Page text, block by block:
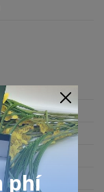
B
C
1
2
8
9
15
22